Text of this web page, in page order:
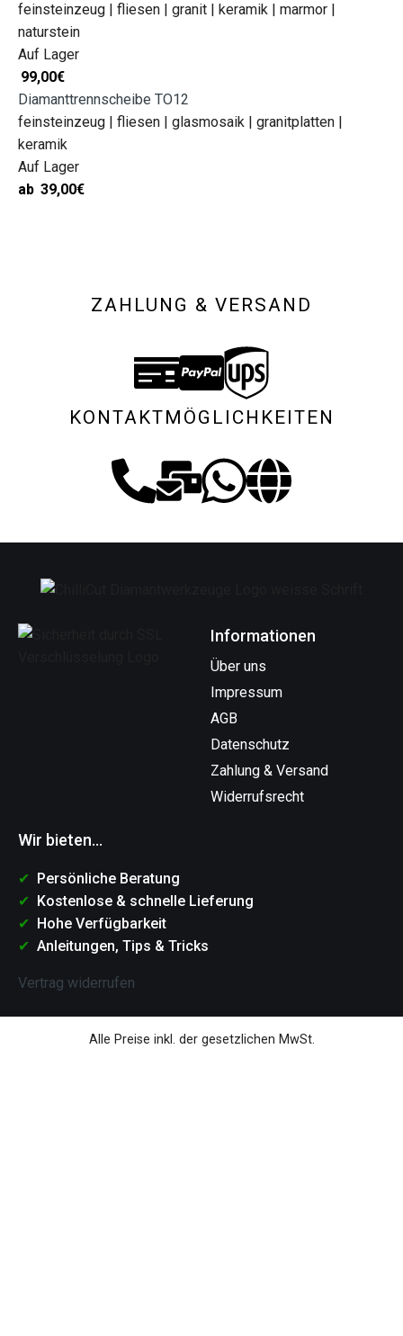
feinsteinzeug | fliesen | granit | keramik | marmor |
naturstein
Auf Lager
99,00€
Diamanttrennscheibe TO12
feinsteinzeug | fliesen | glasmosaik | granitplatten |
keramik
Auf Lager
ab 39,00€
ZAHLUNG & VERSAND
KONTAKTMÖGLICHKEITEN
Informationen
Über uns
Impressum
AGB
Datenschutz
Zahlung & Versand
Widerrufsrecht
Wir bieten...
Persönliche Beratung
Kostenlose & schnelle Lieferung
Hohe Verfügbarkeit
Anleitungen, Tips & Tricks
Vertrag widerrufen
Alle Preise inkl. der gesetzlichen MwSt.